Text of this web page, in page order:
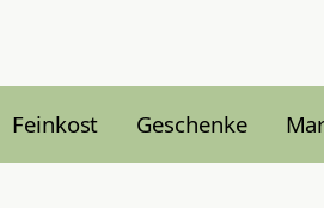
Feinkost Geschenke